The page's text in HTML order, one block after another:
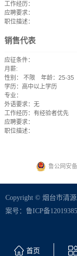
工作经历：
应聘要求：
职位描述：
销售代表
应征条件：
月薪:
性别： 不限
年龄：25-
学历：高中以上学历
专业：
外语要求：无
工作经历：有经验者优先
应聘要求：
职位描述：
鲁公网安
Copyright © 烟台市清
案号： 鲁ICP备
首页